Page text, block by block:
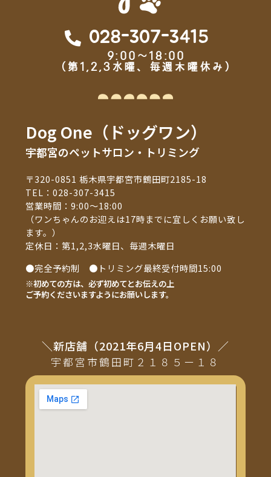
028-307-3415
9:00～18:00
（第1,2,3水曜、毎週木曜休み）
Dog One（ドッグワン）
宇都宮のペットサロン・トリミング
〒320-0851 栃木県宇都宮市鶴田町2185-18
TEL：028-307-3415
営業時間：9:00～18:00
（ワンちゃんのお迎えは17時までに宜しくお願い致し
ます。）
定休日：第1,2,3水曜日、毎週木曜日
●完全予約制 ●トリミング最終受付時間15:00
※初めての方は、必ず初めてとお伝えの上
ご予約くださいますようにお願いします。
＼新店舗（2021年6月4日OPEN）／
宇都宮市鶴田町２１８５ー１８